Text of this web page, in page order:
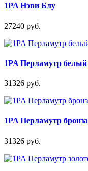
1PA Нэви Блу
27240 руб.
1PA Перламутр белый
31326 руб.
1PA Перламутр бронза
31326 руб.